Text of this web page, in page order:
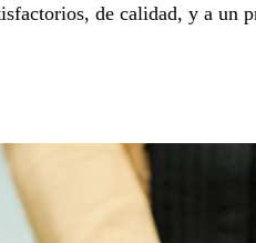
de calidad, y a un